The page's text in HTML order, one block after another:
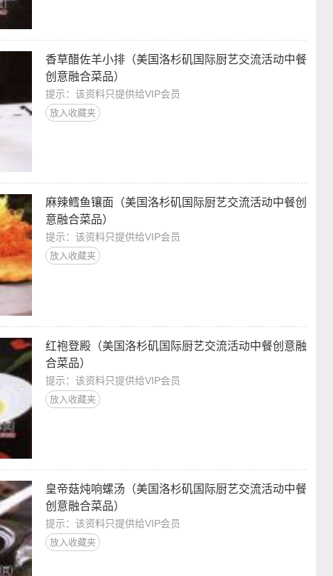
香草醋佐羊小排（美国洛杉矶国际厨艺交流活动中餐
创意融合菜品）
提示：该资料只提供给VIP会员
放入收藏夹
麻辣鳕鱼镶面（美国洛杉矶国际厨艺交流活动中餐创
意融合菜品）
提示：该资料只提供给VIP会员
放入收藏夹
红袍登殿（美国洛杉矶国际厨艺交流活动中餐创意融
合菜品）
提示：该资料只提供给VIP会员
放入收藏夹
皇帝菇炖响螺汤（美国洛杉矶国际厨艺交流活动中餐
创意融合菜品）
提示：该资料只提供给VIP会员
放入收藏夹